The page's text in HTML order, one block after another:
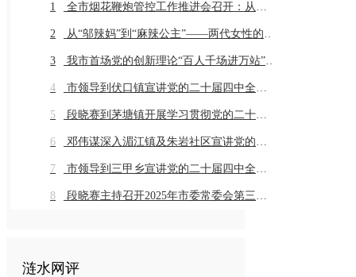
1 全市烟花鞭炮管控工作推进会召开：从严从细抓好全链条管控推动工作常治长效
2 从“邬辣妈”到“麻辣公主”——两代女性的乡土奔赴与辣味传承
3 我市首场党的创新理论“百人千场进万站”示范宣讲在同兴村举行
4 市领导到伏口镇宣讲党的二十届四中全会精神
5 段晓赛到茅塘镇开展学习贯彻党的二十届四中全会精神市委宣讲团宣讲座谈活动
6 邓伟谋深入湄江镇及朱岩社区宣讲党的二十届四中全会精神
7 市领导到三甲乡宣讲党的二十届四中全会精神
8 段晓赛主持召开2025年市委常委会第三十一次会议
涟水网评